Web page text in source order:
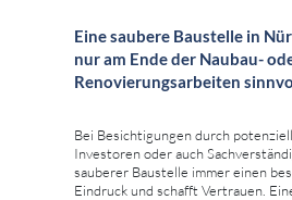
Eine saubere Baustelle in
nur am Ende der Naubau-
Renovierungsarbeiten
Bei Besichtigungen durch
Investoren oder auch
sauberer Baustelle immer einen
Eindruck und schafft Vertrauen.